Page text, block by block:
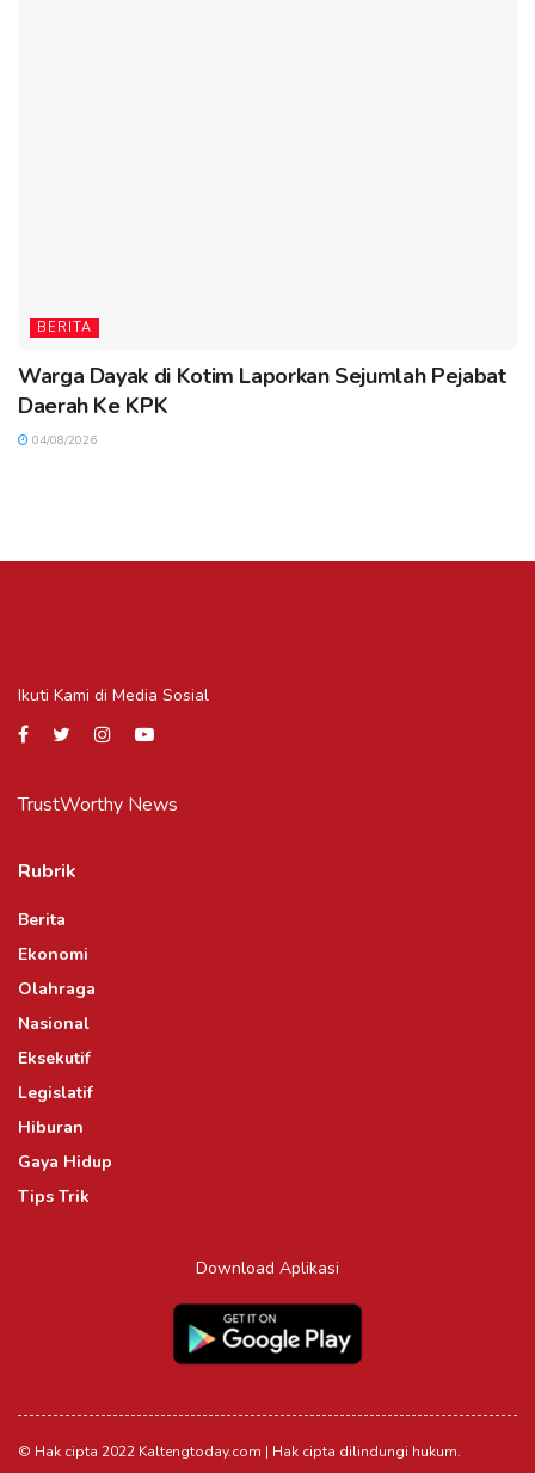
BERITA
Warga Dayak di Kotim Laporkan Sejumlah Pejabat
Daerah Ke KPK
04/08/2026
Ikuti Kami di Media Sosial
TrustWorthy News
Rubrik
Berita
Ekonomi
Olahraga
Nasional
Eksekutif
Legislatif
Hiburan
Gaya Hidup
Tips Trik
Download Aplikasi
© Hak cipta 2022 Kaltengtoday.com | Hak cipta dilindungi hukum.